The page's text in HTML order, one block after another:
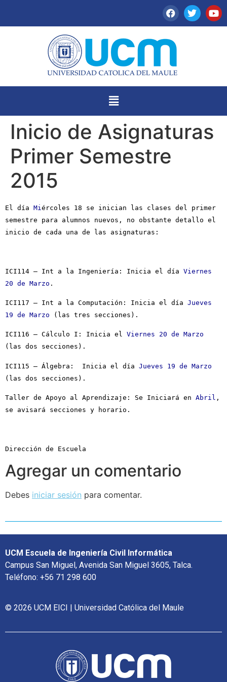
Inicio de Asignaturas
Primer Semestre
2015
El día Mi ércoles 18 se inician las clases del primer
semestre para alumnos nuevos, no obstante detallo el
inicio de cada una de las asignaturas:
ICI114 – Int a la Ingeniería: Inicia el día Viernes
20 de Marzo .
ICI117 – Int a la Computación: Inicia el día Jueves
19 de Marzo
(las tres secciones).
ICI116 – Cálculo I: Inicia el Viernes
20 de Marzo
(las dos secciones).
ICI115 – Álgebra: Inicia el día Jueves
19 de Marzo
(las dos secciones).
Taller de Apoyo al Aprendizaje: Se Iniciará en Abril ,
se avisará secciones y horario.
Dirección de Escuela
Agregar un comentario
Debes iniciar sesión para comentar.
UCM Escuela de Ingeniería Civil Informática
Campus San Miguel, Avenida San Miguel 3605, Talca.
Teléfono: +56 71 298 600
© 2026 UCM EICI | Universidad Católica del Maule